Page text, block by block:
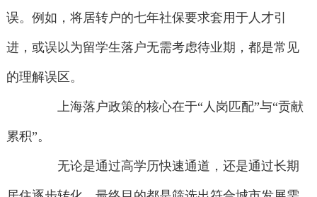
误。例如，将居转户的七年社保要求套用于人才引
进，或误以为留学生落户无需考虑待业期，都是常见
的理解误区。
上海落户政策的核心在于“人岗匹配”与“贡献
累积”。
无论是通过高学历快速通道，还是通过长期